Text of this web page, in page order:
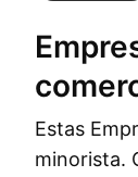
Empresas suizas dedicadas a un sector:
Estas
minorista.